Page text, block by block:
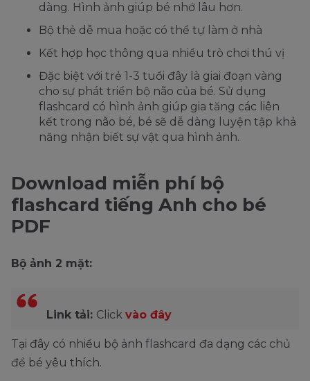
dàng. Hình ảnh giúp bé nhớ lâu hơn.
Bộ thẻ dễ mua hoặc có thể tự làm ở nhà
Kết hợp học thông qua nhiều trò chơi thú vị
Đặc biệt với trẻ 1-3 tuổi đây là giai đoạn vàng
cho sự phát triển bộ não của bé. Sử dụng
flashcard có hình ảnh giúp gia tăng các liên
kết trong não bé, bé sẽ dễ dàng luyện tập khả
năng nhận biết sự vật qua hình ảnh.
Download miễn phí bộ
flashcard tiếng Anh cho bé
PDF
Bộ ảnh 2 mặt:
Link tải: Click vào đây
Tại đây có nhiều bộ ảnh flashcard đa dạng các chủ
đề bé yêu thích.